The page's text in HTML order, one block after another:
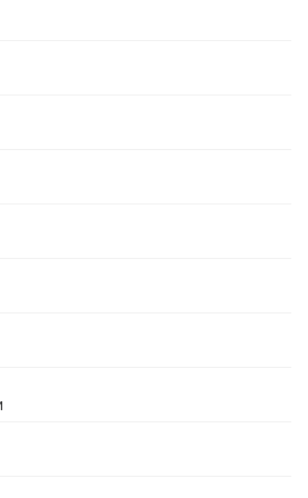
и комплектация по вашему